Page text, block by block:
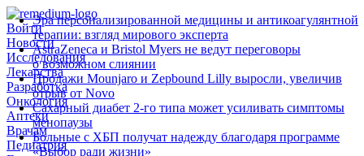
Войти
Новости
Исследования
Лекарства
Разработка
Онкология
Аптеки
Врачам
Педиатрия
Эра персонализированной медицины и антикоагулянтной
терапии: взгляд мирового эксперта
AstraZeneca и Bristol Myers не ведут переговоры
о возможном слиянии
Продажи Mounjaro и Zepbound Lilly выросли, увеличив
отрыв от Novo
Сахарный диабет 2‑го типа может усиливать симптомы
менопаузы
Больные с ХБП получат надежду благодаря программе
«Выбор ради жизни»